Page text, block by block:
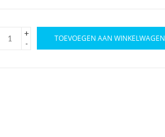
+
-
TOEVOEGEN AAN WINKELWAGEN